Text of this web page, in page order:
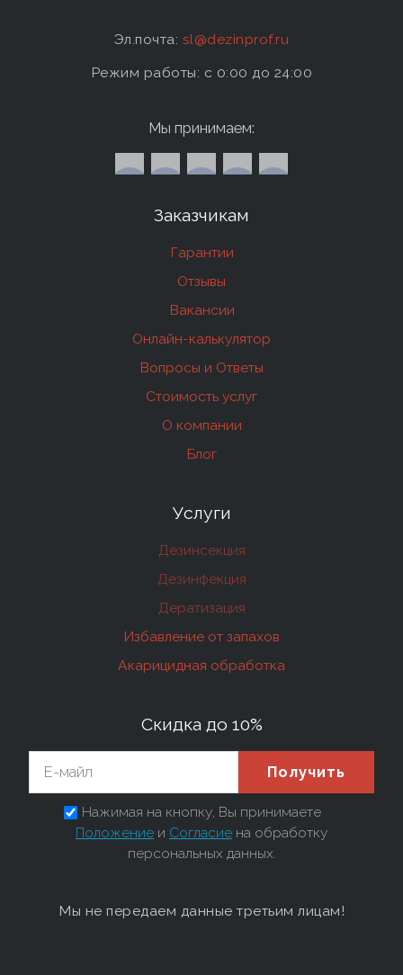
Эл.почта: sl@dezinprof.ru
Режим работы: c 0:00 до 24:00
Мы принимаем:
Заказчикам
Гарантии
Отзывы
Вакансии
Онлайн-калькулятор
Вопросы и Ответы
Стоимость услуг
О компании
Блог
Услуги
Дезинсекция
Дезинфекция
Дератизация
Избавление от запахов
Акарицидная обработка
Скидка до 10%
Получить
Нажимая на кнопку, Вы принимаете
Положение и Согласие на обработку
персональных данных.
Мы не передаем данные третьим лицам!